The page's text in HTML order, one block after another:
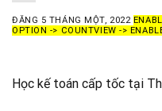
ĐĂNG 5 THÁNG MỘT, 2022
OPTION -> COUNTVIEW ->
Học kế toán cấp tốc tại